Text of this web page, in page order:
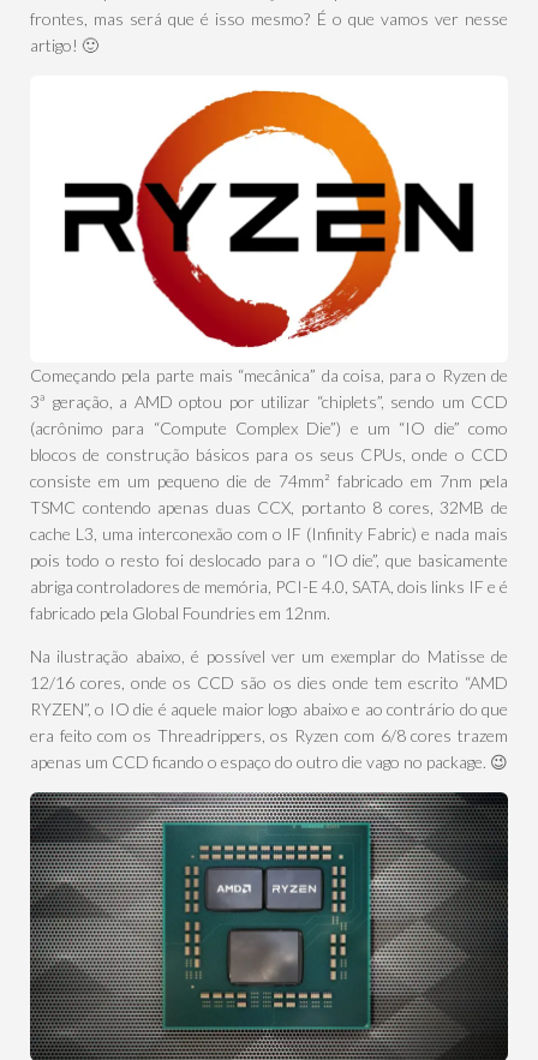
frontes, mas será que é isso mesmo? É o que vamos ver nesse
artigo! 🙂
Começando pela parte mais “mecânica” da coisa, para o Ryzen de
3ª geração, a AMD optou por utilizar “chiplets”, sendo um CCD
(acrônimo para “Compute Complex Die”) e um “IO die” como
blocos de construção básicos para os seus CPUs, onde o CCD
consiste em um pequeno die de 74mm² fabricado em 7nm pela
TSMC contendo apenas duas CCX, portanto 8 cores, 32MB de
cache L3, uma interconexão com o IF (Infinity Fabric) e nada mais
pois todo o resto foi deslocado para o “IO die”, que basicamente
abriga controladores de memória, PCI-E 4.0, SATA, dois links IF e é
fabricado pela Global Foundries em 12nm.
Na ilustração abaixo, é possível ver um exemplar do Matisse de
12/16 cores, onde os CCD são os dies onde tem escrito “AMD
RYZEN”, o IO die é aquele maior logo abaixo e ao contrário do que
era feito com os Threadrippers, os Ryzen com 6/8 cores trazem
apenas um CCD ficando o espaço do outro die vago no package. 😉